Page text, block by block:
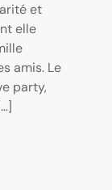
et
elle
amis. Le
party,